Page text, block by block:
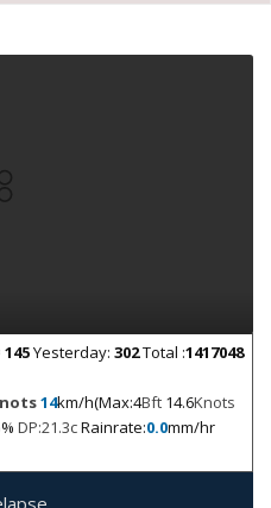
145Yesterday: 302Total :1417048
14km/h(Max:4Bft 14.6Knots
DP:21.3cRainrate:0.0mm/hr